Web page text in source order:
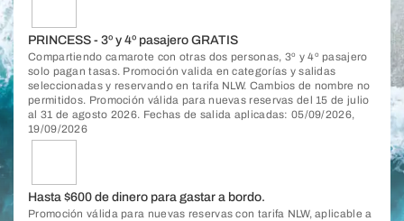
PRINCESS - 3º y 4º pasajero GRATIS
Compartiendo camarote con otras dos personas, 3º y 4º pasajero
solo pagan tasas. Promoción valida en categorías y salidas
seleccionadas y reservando en tarifa NLW. Cambios de nombre no
permitidos. Promoción válida para nuevas reservas del 15 de julio
al 31 de agosto 2026. Fechas de salida aplicadas: 05/09/2026,
19/09/2026
Hasta $600 de dinero para gastar a bordo.
Promoción válida para nuevas reservas con tarifa NLW, aplicable a